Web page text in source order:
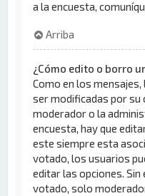
a la encuesta,
Arriba
¿Cómo edito o borro
Como en los
ser modificadas por su
moderador o la
encuesta, hay que
este siempre esta
votado, los usuarios
editar las opciones.
votado, solo